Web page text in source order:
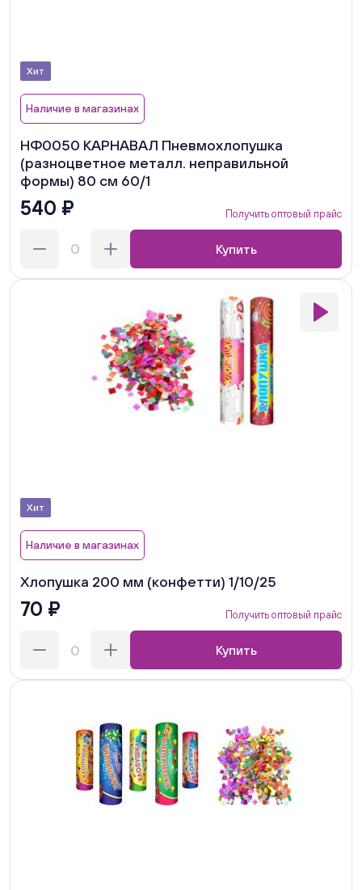
Хит
Наличие в магазинах
НФ0050 КАРНАВАЛ Пневмохлопушка
(разноцветное металл. неправильной
формы) 80 см 60/1
540 ₽ Получить оптовый прайс
Купить
Хит
Наличие в магазинах
Хлопушка 200 мм (конфетти) 1/10/25
70 ₽ Получить оптовый прайс
Купить